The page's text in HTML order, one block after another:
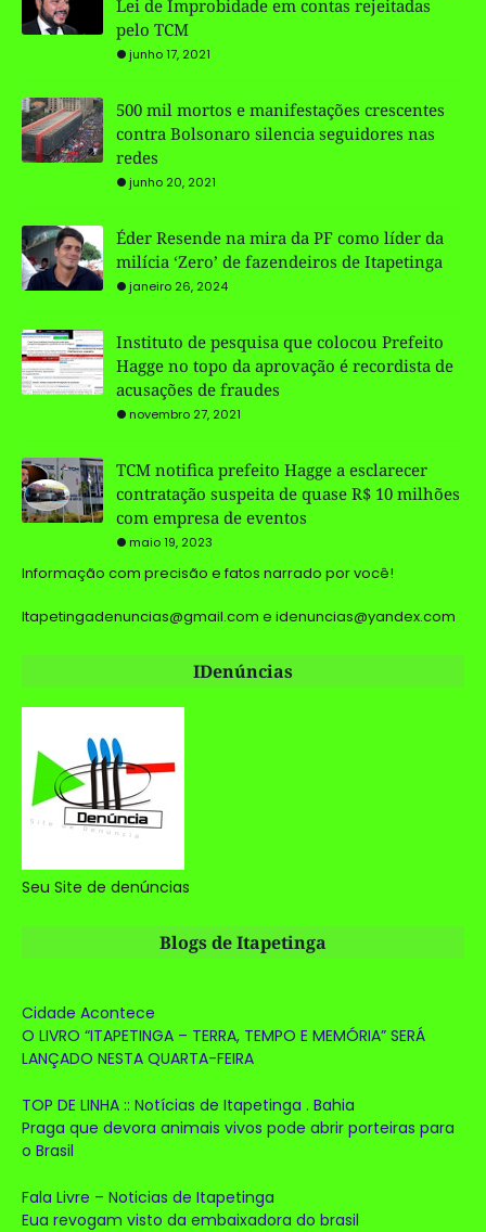
Lei de Improbidade em contas rejeitadas
pelo TCM
junho 17, 2021
500 mil mortos e manifestações crescentes
contra Bolsonaro silencia seguidores nas
redes
junho 20, 2021
Éder Resende na mira da PF como líder da
milícia ‘Zero’ de fazendeiros de Itapetinga
janeiro 26, 2024
Instituto de pesquisa que colocou Prefeito
Hagge no topo da aprovação é recordista de
acusações de fraudes
novembro 27, 2021
TCM notifica prefeito Hagge a esclarecer
contratação suspeita de quase R$ 10 milhões
com empresa de eventos
maio 19, 2023
Informação com precisão e fatos narrado por você!
Itapetingadenuncias@gmail.com e idenuncias@yandex.com
IDenúncias
Seu Site de denúncias
Blogs de Itapetinga
Cidade Acontece
O LIVRO “ITAPETINGA – TERRA, TEMPO E MEMÓRIA” SERÁ
LANÇADO NESTA QUARTA-FEIRA
TOP DE LINHA :: Notícias de Itapetinga . Bahia
Praga que devora animais vivos pode abrir porteiras para
o Brasil
Fala Livre – Noticias de Itapetinga
Eua revogam visto da embaixadora do brasil